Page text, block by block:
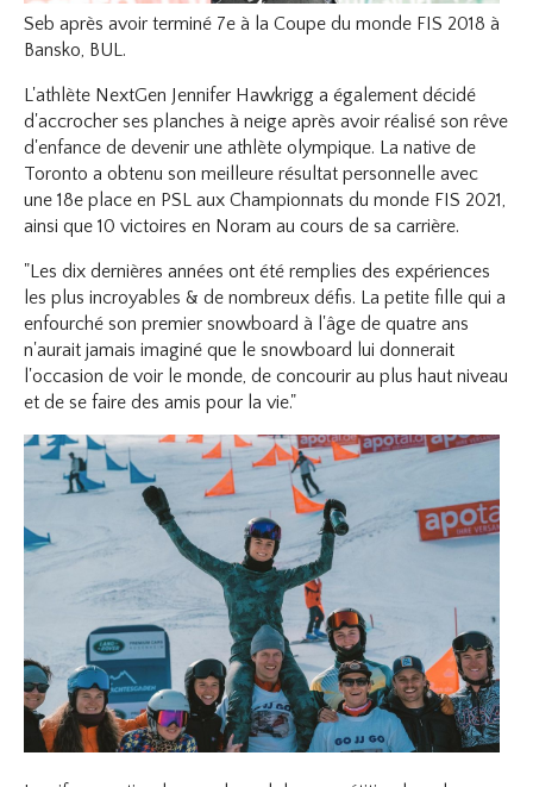
Seb après avoir terminé 7e à la Coupe du monde FIS 2018 à
Bansko, BUL.
L'athlète NextGen Jennifer Hawkrigg a également décidé
d'accrocher ses planches à neige après avoir réalisé son rêve
d'enfance de devenir une athlète olympique. La native de
Toronto a obtenu son meilleure résultat personnelle avec
une 18e place en PSL aux Championnats du monde FIS 2021,
ainsi que 10 victoires en Noram au cours de sa carrière.
"Les dix dernières années ont été remplies des expériences
les plus incroyables & de nombreux défis. La petite fille qui a
enfourché son premier snowboard à l'âge de quatre ans
n'aurait jamais imaginé que le snowboard lui donnerait
l'occasion de voir le monde, de concourir au plus haut niveau
et de se faire des amis pour la vie."